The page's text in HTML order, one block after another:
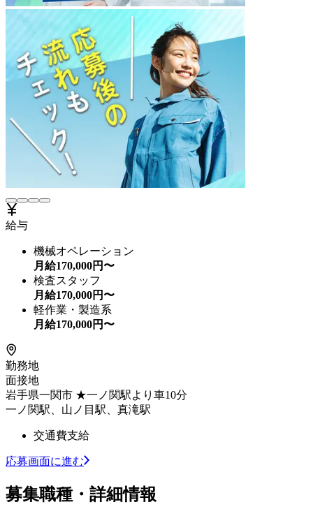
給与
機械オペレーション
月給170,000円〜
検査スタッフ
月給170,000円〜
軽作業・製造系
月給170,000円〜
勤務地
面接地
岩手県一関市 ★一ノ関駅より車10分
一ノ関駅、山ノ目駅、真滝駅
交通費支給
応募画面に進む
募集職種・詳細情報